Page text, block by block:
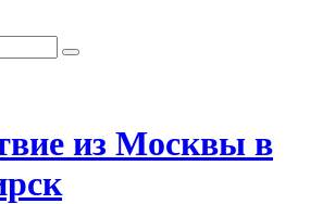
из Москвы в